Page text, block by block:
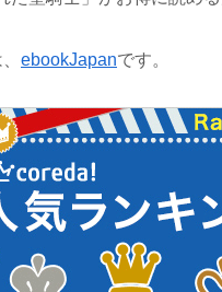
ebookJapanです。